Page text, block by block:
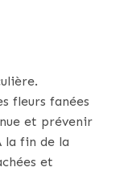
fleurs fanées
et prévenir
la fin de la
et